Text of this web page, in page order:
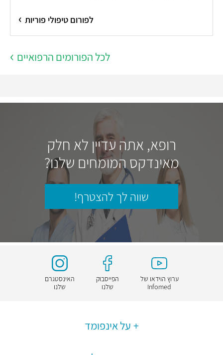
לפורום טיפולי פוריות
לכל הפורומים הרפואיים
רופא, אתה עדיין לא חלק
מאינדקס המומחים שלנו?
שווה לך להצטרף!
ערוץ הוידאו של
Infomed
הפייסבוק
שלנו
האינסטגרם
שלנו
על אינפומד